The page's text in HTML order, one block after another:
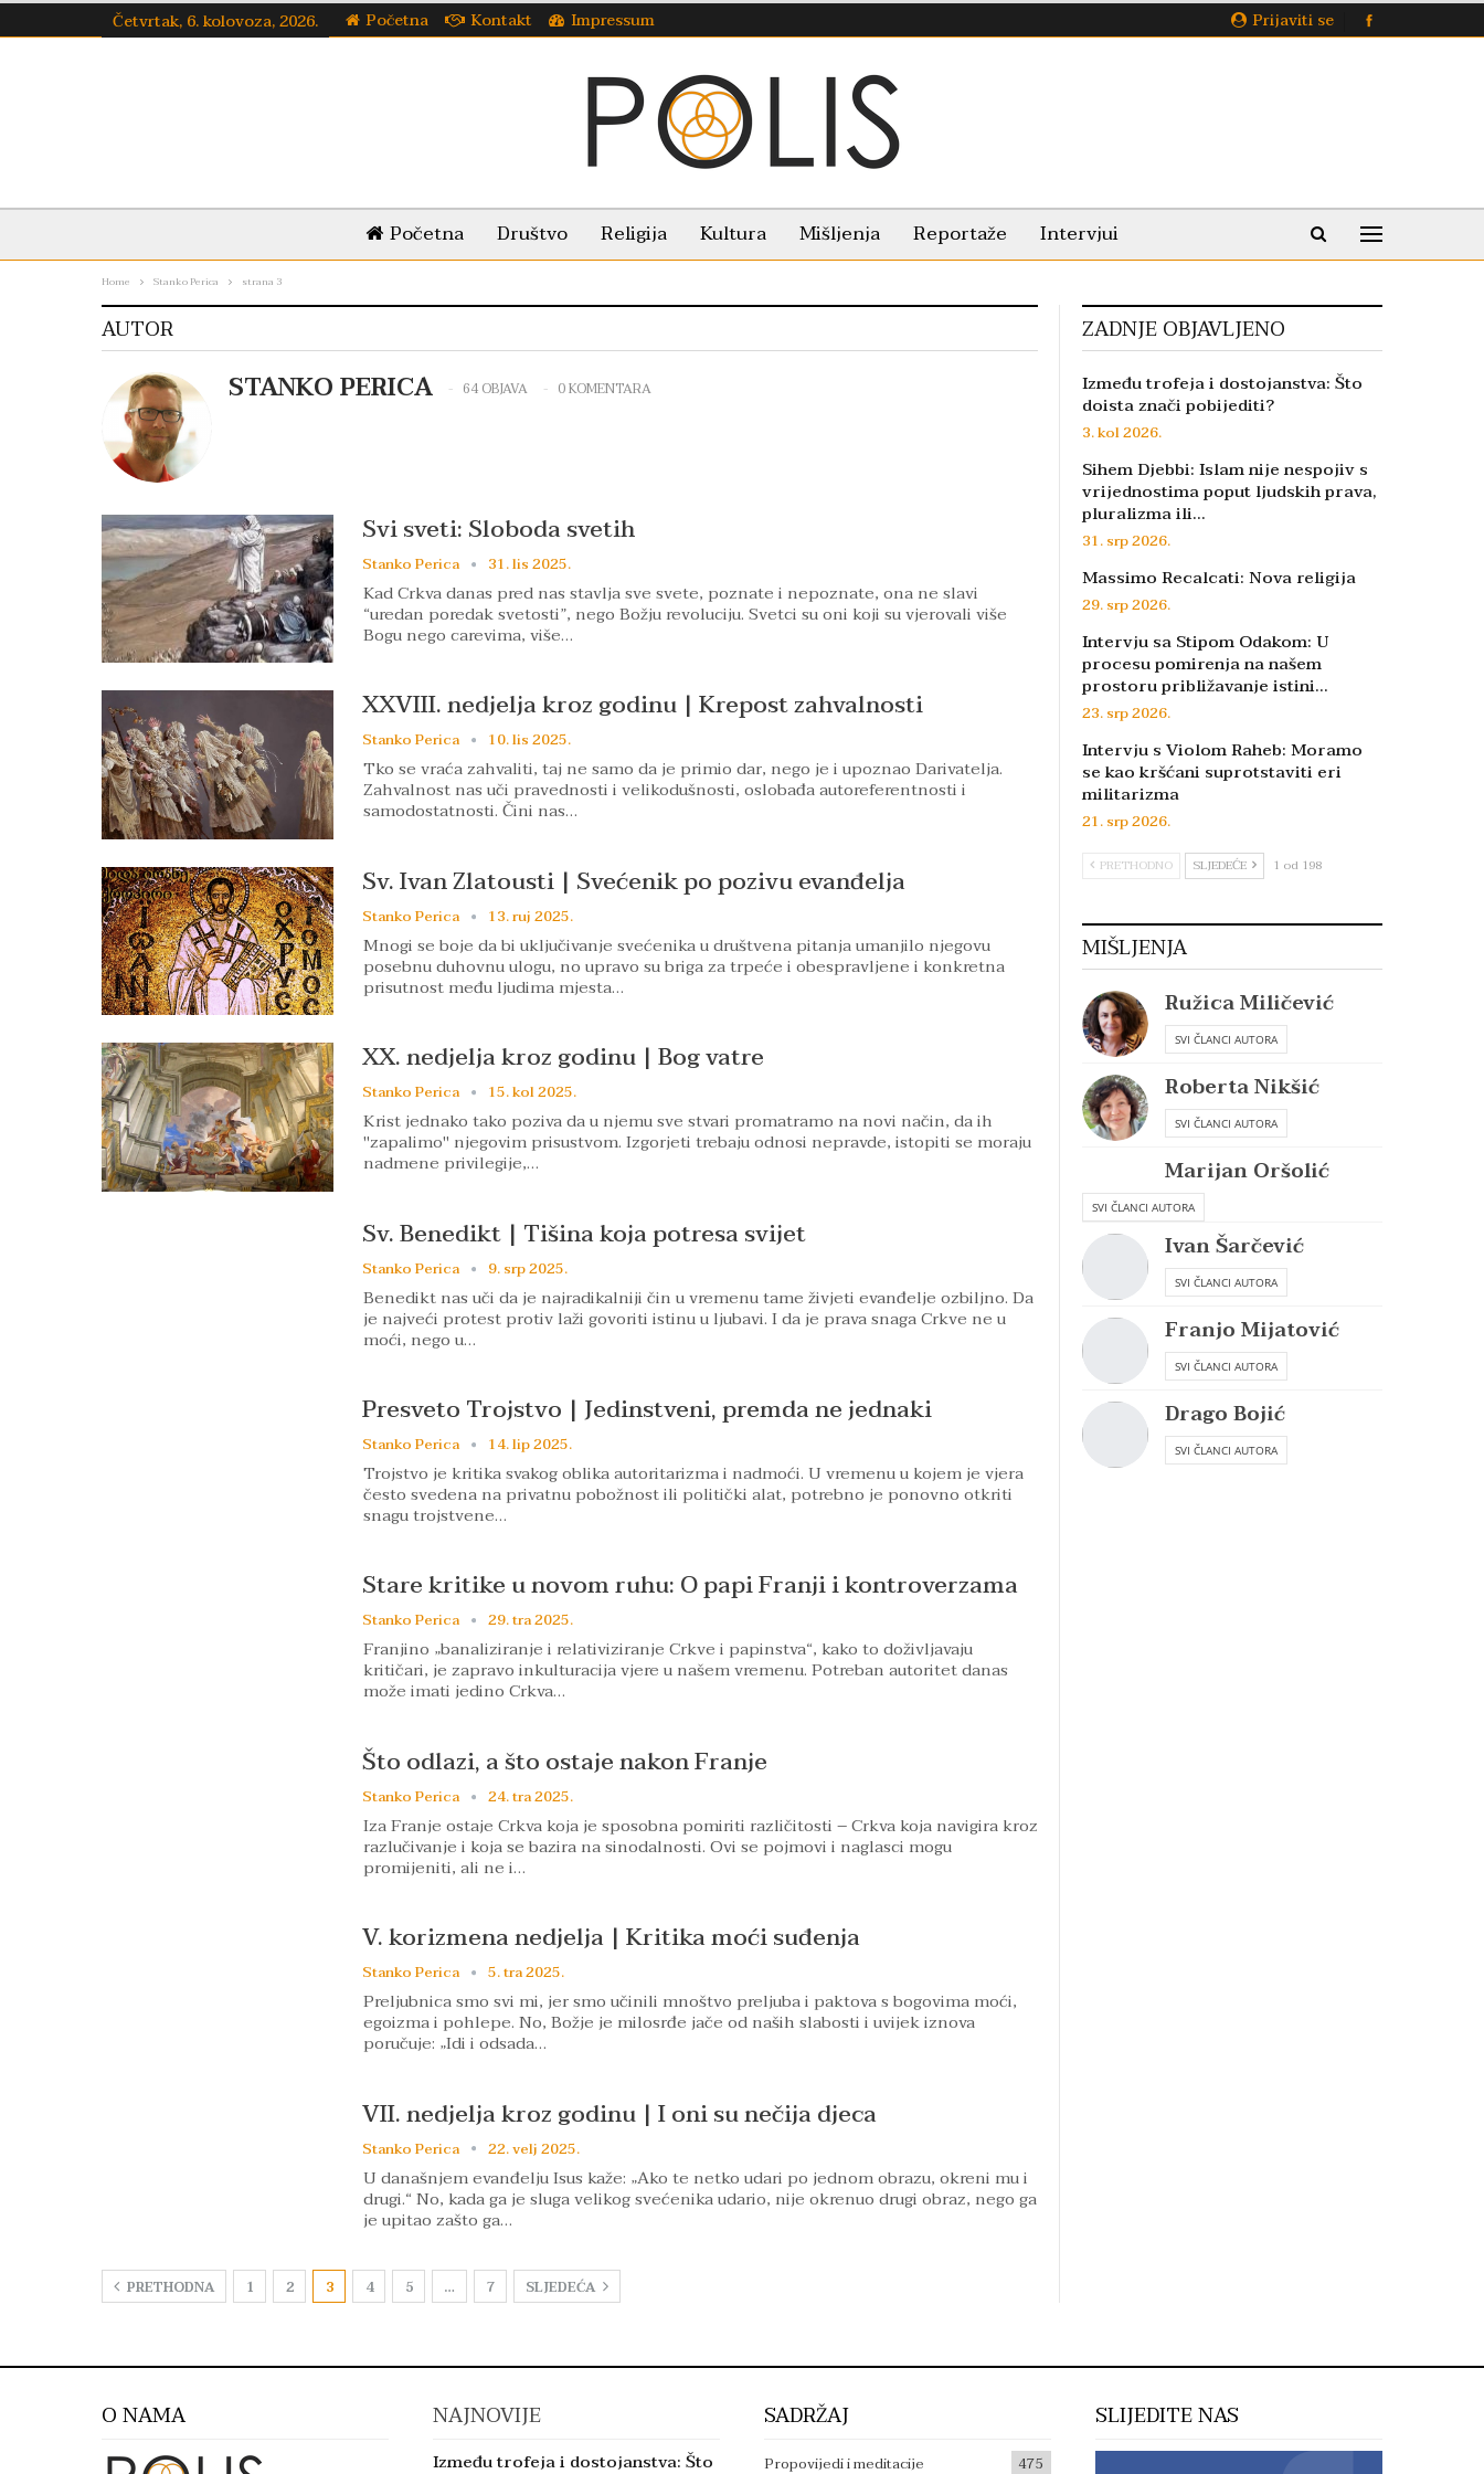
Prijaviti se
Četvrtak, 6. kolovoza, 2026. Početna Kontakt Impressum
Početna Društvo Religija Kultura Mišljenja Reportaže Intervjui
Home Stanko Perica strana 3
AUTOR
STANKO PERICA 64 OBJAVA 0 KOMENTARA
Svi sveti: Sloboda svetih
Stanko Perica 31. lis 2025.
Kad Crkva danas pred nas stavlja sve svete, poznate i nepoznate, ona ne slavi
“uredan poredak svetosti”, nego Božju revoluciju. Svetci su oni koji su vjerovali više
Bogu nego carevima, više…
XXVIII. nedjelja kroz godinu | Krepost zahvalnosti
Stanko Perica 10. lis 2025.
Tko se vraća zahvaliti, taj ne samo da je primio dar, nego je i upoznao Darivatelja.
Zahvalnost nas uči pravednosti i velikodušnosti, oslobađa autoreferentnosti i
samodostatnosti. Čini nas…
Sv. Ivan Zlatousti | Svećenik po pozivu evanđelja
Stanko Perica 13. ruj 2025.
Mnogi se boje da bi uključivanje svećenika u društvena pitanja umanjilo njegovu
posebnu duhovnu ulogu, no upravo su briga za trpeće i obespravljene i konkretna
prisutnost među ljudima mjesta…
XX. nedjelja kroz godinu | Bog vatre
Stanko Perica 15. kol 2025.
Krist jednako tako poziva da u njemu sve stvari promatramo na novi način, da ih
"zapalimo" njegovim prisustvom. Izgorjeti trebaju odnosi nepravde, istopiti se moraju
nadmene privilegije,…
Sv. Benedikt | Tišina koja potresa svijet
Stanko Perica 9. srp 2025.
Benedikt nas uči da je najradikalniji čin u vremenu tame živjeti evanđelje ozbiljno. Da
je najveći protest protiv laži govoriti istinu u ljubavi. I da je prava snaga Crkve ne u
moći, nego u…
Presveto Trojstvo | Jedinstveni, premda ne jednaki
Stanko Perica 14. lip 2025.
Trojstvo je kritika svakog oblika autoritarizma i nadmoći. U vremenu u kojem je vjera
često svedena na privatnu pobožnost ili politički alat, potrebno je ponovno otkriti
snagu trojstvene…
Stare kritike u novom ruhu: O papi Franji i kontroverzama
Stanko Perica 29. tra 2025.
Franjino „banaliziranje i relativiziranje Crkve i papinstva“, kako to doživljavaju
kritičari, je zapravo inkulturacija vjere u našem vremenu. Potreban autoritet danas
može imati jedino Crkva…
Što odlazi, a što ostaje nakon Franje
Stanko Perica 24. tra 2025.
Iza Franje ostaje Crkva koja je sposobna pomiriti različitosti – Crkva koja navigira kroz
razlučivanje i koja se bazira na sinodalnosti. Ovi se pojmovi i naglasci mogu
promijeniti, ali ne i…
V. korizmena nedjelja | Kritika moći suđenja
Stanko Perica 5. tra 2025.
Preljubnica smo svi mi, jer smo učinili mnoštvo preljuba i paktova s bogovima moći,
egoizma i pohlepe. No, Božje je milosrđe jače od naših slabosti i uvijek iznova
poručuje: „Idi i odsada…
VII. nedjelja kroz godinu | I oni su nečija djeca
Stanko Perica 22. velj 2025.
U današnjem evanđelju Isus kaže: „Ako te netko udari po jednom obrazu, okreni mu i
drugi.“ No, kada ga je sluga velikog svećenika udario, nije okrenuo drugi obraz, nego ga
je upitao zašto ga…
PRETHODNA 1 2 3 4 5 … 7 SLJEDEĆA
ZADNJE OBJAVLJENO
Između trofeja i dostojanstva: Što
doista znači pobijediti?
3. kol 2026.
Sihem Djebbi: Islam nije nespojiv s
vrijednostima poput ljudskih prava,
pluralizma ili…
31. srp 2026.
Massimo Recalcati: Nova religija
29. srp 2026.
Intervju sa Stipom Odakom: U
procesu pomirenja na našem
prostoru približavanje istini…
23. srp 2026.
Intervju s Violom Raheb: Moramo
se kao kršćani suprotstaviti eri
militarizma
21. srp 2026.
PRETHODNO SLJEDEĆE 1 od 198
MIŠLJENJA
Ružica Miličević
SVI ČLANCI AUTORA
Roberta Nikšić
SVI ČLANCI AUTORA
Marijan Oršolić
SVI ČLANCI AUTORA
Ivan Šarčević
SVI ČLANCI AUTORA
Franjo Mijatović
SVI ČLANCI AUTORA
Drago Bojić
SVI ČLANCI AUTORA
O NAMA NAJNOVIJE
Između trofeja i dostojanstva: Što
SADRŽAJ
Propovijedi i meditacije 475
SLIJEDITE NAS